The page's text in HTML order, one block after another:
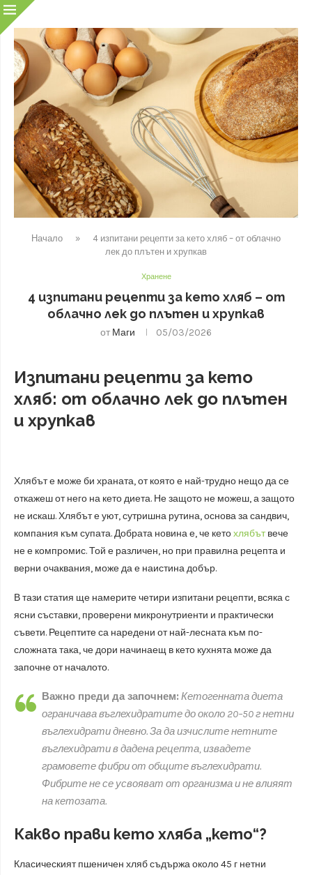
Начало »
4 изпитани рецепти за кето хляб – от облачно
лек до плътен и хрупкав
Хранене
4 изпитани рецепти за кето хляб – от
облачно лек до плътен и хрупкав
от Маги 05/03/2026
Изпитани рецепти за кето
хляб: от облачно лек до плътен
и хрупкав
Хлябът е може би храната, от която е най-трудно нещо да се
откажеш от него на кето диета. Не защото не можеш, а защото
не искаш. Хлябът е уют, сутришна рутина, основа за сандвич,
компания към супата. Добрата новина е, че кетохлябътвече
не е компромис. Той е различен, но при правилна рецепта и
верни очаквания, може да е наистина добър.
В тази статия ще намерите четири изпитани рецепти, всяка с
ясни съставки, проверени микронутриенти и практически
съвети. Рецептите са наредени от най-лесната към по-
сложната така, че дори начинаещ в кето кухнята може да
започне от началото.
Важно преди да започнем: Кетогенната диета
ограничава въглехидратите до около 20–50 г нетни
въглехидрати дневно. За да изчислите нетните
въглехидрати в дадена рецепта, извадете
грамовете фибри от общите въглехидрати.
Фибрите не се усвояват от организма и не влияят
на кетозата.
Какво прави кето хляба „кето“?
Класическият пшеничен хляб съдържа около 45 г нетни